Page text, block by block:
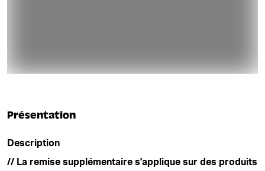
Présentation
Description
// La remise supplémentaire s'applique sur des produits